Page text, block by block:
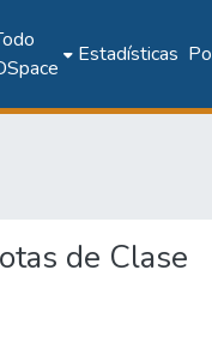
Estadísticas
de Clase